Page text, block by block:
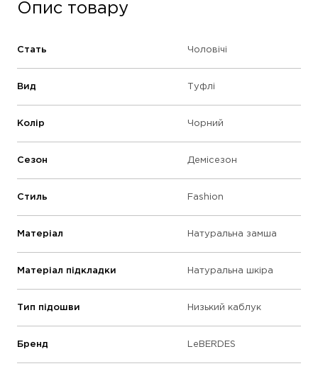
Опис товару
Стать Чоловічі
Вид Туфлі
Колір Чорний
Сезон Демісезон
Стиль Fashion
Матеріал Натуральна замша
Матеріал підкладки Натуральна шкіра
Тип підошви Низький каблук
Бренд LeBERDES